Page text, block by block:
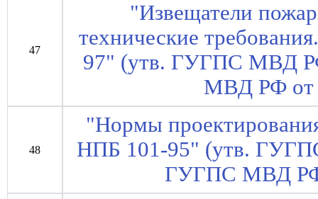
47
"Извещатели
технические
97" (утв. ГУГПС МВД
МВД РФ от
48
"Нормы
НПБ 101-95" (утв.
ГУГПС МВД РФ